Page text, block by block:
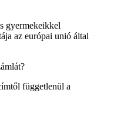
gyermekeikkel
az európai unió által
függetlenül a